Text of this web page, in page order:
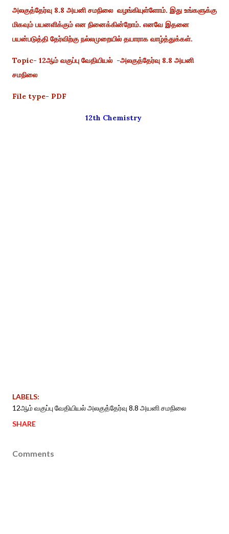
அலகுத்தேர்வு 8.8 அயனி சமநிலை வழங்கியுள்ளோம். இது உங்களுக்கு
மிகவும் பயனளிக்கும் என நினைக்கின்றோம். எனவே இதனை
பயன்படுத்தி தேர்விற்கு நல்லமுறையில் தயாராக வாழ்த்துக்கள்.
Topic- 12ஆம் வகுப்பு வேதியியல் -அலகுத்தேர்வு 8.8 அயனி
சமநிலை
File type- PDF
12th Chemistry
LABELS:
12ஆம் வகுப்பு வேதியியல் அலகுத்தேர்வு 8.8 அயனி சமநிலை
SHARE
Comments